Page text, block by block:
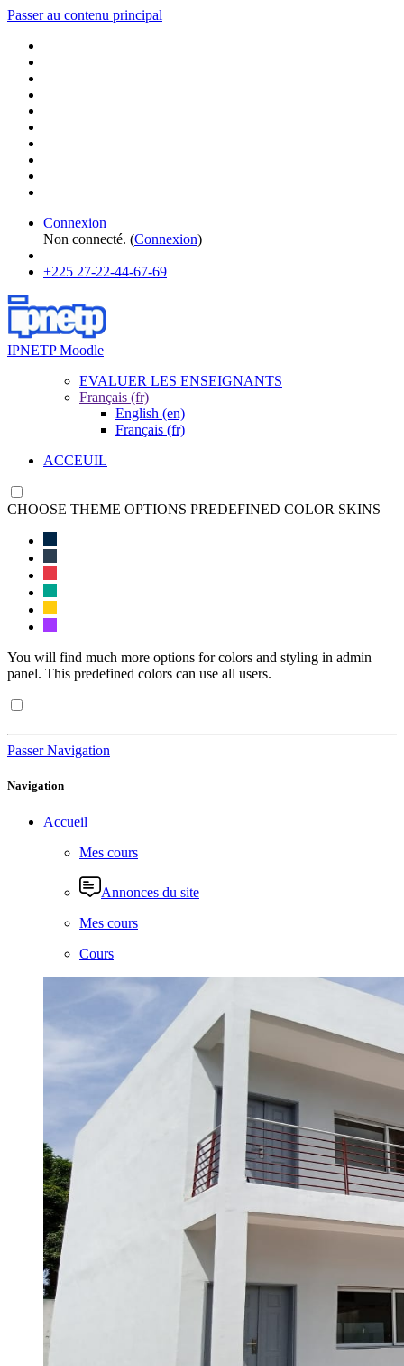
Passer au contenu principal
Connexion
Non connecté. (Connexion)
+225 27-22-44-67-69
IPNETP Moodle
EVALUER LES ENSEIGNANTS
Français ‎(fr)‎
English ‎(en)‎
Français ‎(fr)‎
ACCEUIL
CHOOSE THEME OPTIONS PREDEFINED COLOR SKINS
You will find much more options for colors and styling in admin
panel. This predefined colors can use all users.
Passer Navigation
Navigation
Accueil
Mes cours
Annonces du site
Mes cours
Cours